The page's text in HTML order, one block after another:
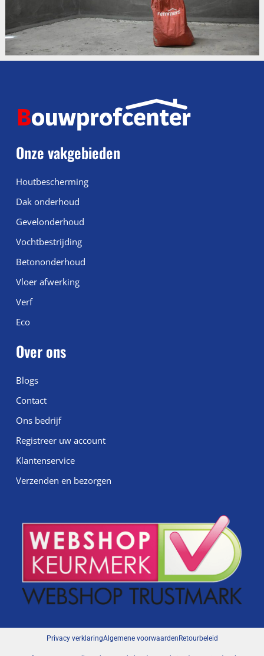
Onze vakgebieden
Houtbescherming
Dak onderhoud
Gevelonderhoud
Vochtbestrijding
Betononderhoud
Vloer afwerking
Verf
Eco
Over ons
Blogs
Contact
Ons bedrijf
Registreer uw account
Klantenservice
Verzenden en bezorgen
Privacy verklaringAlgemene voorwaarden Retourbeleid